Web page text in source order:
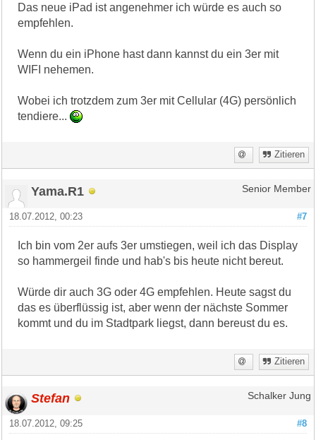
Das neue iPad ist angenehmer ich würde es auch so
empfehlen.
Wenn du ein iPhone hast dann kannst du ein 3er mit
WIFI nehemen.
Wobei ich trotzdem zum 3er mit Cellular (4G) persönlich
tendiere...
Zitieren
Yama.R1 Senior Member
#7
18.07.2012, 00:23
Ich bin vom 2er aufs 3er umstiegen, weil ich das Display
so hammergeil finde und hab's bis heute nicht bereut.
Würde dir auch 3G oder 4G empfehlen. Heute sagst du
das es überflüssig ist, aber wenn der nächste Sommer
kommt und du im Stadtpark liegst, dann bereust du es.
Zitieren
Stefan Schalker Jung
#8
18.07.2012, 09:25